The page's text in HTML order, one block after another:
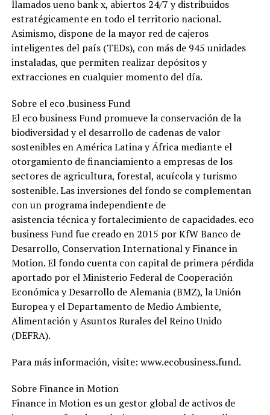
llamados ueno bank x, abiertos 24/7 y distribuidos
estratégicamente en todo el territorio nacional.
Asimismo, dispone de la mayor red de cajeros
inteligentes del país (TEDs), con más de 945 unidades
instaladas, que permiten realizar depósitos y
extracciones en cualquier momento del día.
Sobre el eco .business Fund
El eco business Fund promueve la conservación de la
biodiversidad y el desarrollo de cadenas de valor
sostenibles en América Latina y África mediante el
otorgamiento de financiamiento a empresas de los
sectores de agricultura, forestal, acuícola y turismo
sostenible. Las inversiones del fondo se complementan
con un programa independiente de
asistencia técnica y fortalecimiento de capacidades. eco
business Fund fue creado en 2015 por KfW Banco de
Desarrollo, Conservation International y Finance in
Motion. El fondo cuenta con capital de primera pérdida
aportado por el Ministerio Federal de Cooperación
Económica y Desarrollo de Alemania (BMZ), la Unión
Europea y el Departamento de Medio Ambiente,
Alimentación y Asuntos Rurales del Reino Unido
(DEFRA).
Para más información, visite: www.ecobusiness.fund.
Sobre Finance in Motion
Finance in Motion es un gestor global de activos de